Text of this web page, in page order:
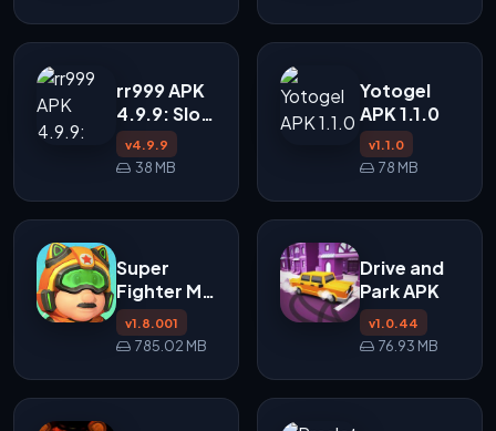
rr999 APK
4.9.9: Slot
Online
Seru
Animasi
v4.9.9
38 MB
Yotogel
APK 1.1.0
v1.1.0
78 MB
Super
Fighter M
APK
v1.8.001
785.02 MB
Drive and
Park APK
v1.0.44
76.93 MB